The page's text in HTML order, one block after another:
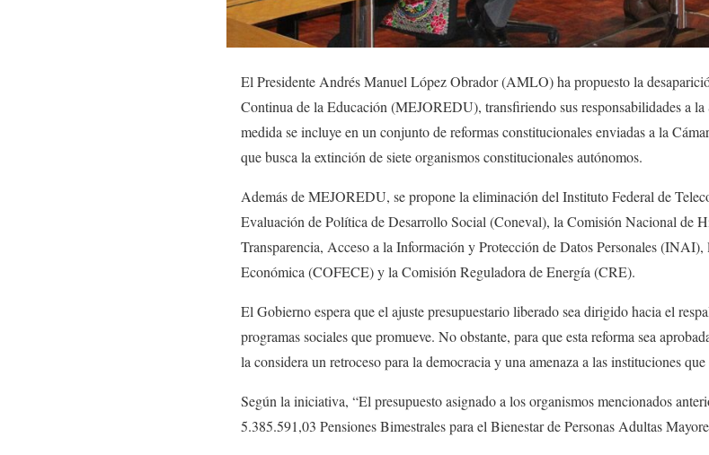
El Presidente Andrés Manuel López Obrador (AMLO) ha propuesto la
Continua de la Educación (MEJOREDU), transfiriendo sus responsabilidades a
medida se incluye en un conjunto de reformas constitucionales enviadas a la
que busca la extinción de siete organismos constitucionales autónomos.
Además de MEJOREDU, se propone la eliminación del Instituto Federal de
Evaluación de Política de Desarrollo Social (Coneval), la Comisión Nacional de
Transparencia, Acceso a la Información y Protección de Datos Personales
Económica (COFECE) y la Comisión Reguladora de Energía (CRE).
El Gobierno espera que el ajuste presupuestario liberado sea dirigido hacia el
programas sociales que promueve. No obstante, para que esta reforma sea
la considera un retroceso para la democracia y una amenaza a las instituciones
Según la iniciativa, “El presupuesto asignado a los organismos mencionados
5.385.591,03 Pensiones Bimestrales para el Bienestar de Personas Adultas